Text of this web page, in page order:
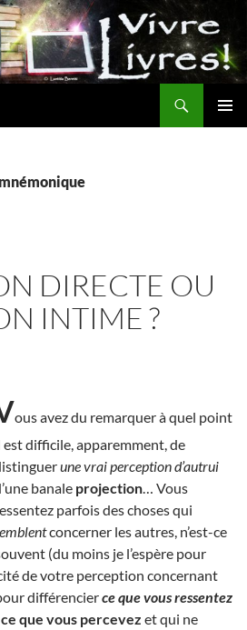
DIRECTE OU
INTIME ?
ous avez du remarquer à quel point
est difficile, apparemment, de
une vrai perception d’autrui
banale projection … Vous
parfois des choses qui
concerner les autres, n’est-ce
(du moins je l’espère pour
de votre perception concernant
différencierce que vous ressentez
ce que vous percevez et qui ne